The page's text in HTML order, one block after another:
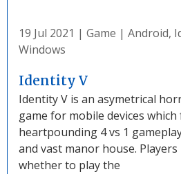
19 Jul 2021 | Game | Android,
Windows
Identity V
Identity V is an asymetrical
game for mobile devices
heartpounding 4 vs 1
and vast manor house.
whether to play the